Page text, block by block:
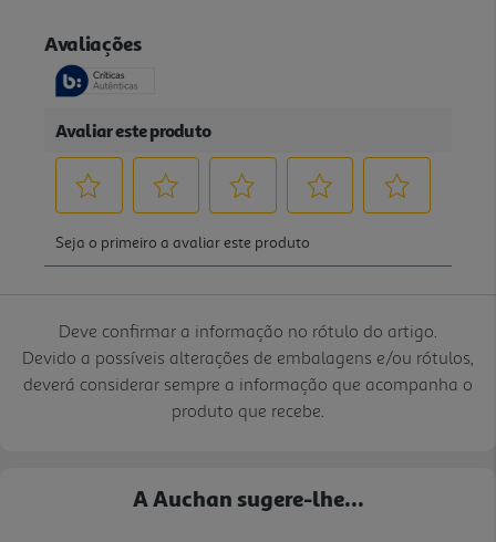
Deve confirmar a informação no rótulo do artigo.
Devido a possíveis alterações de embalagens e/ou rótulos,
deverá considerar sempre a informação que acompanha o
produto que recebe.
A Auchan sugere-lhe...